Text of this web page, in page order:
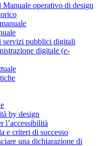
Manuale operativo di design
servizi pubblici digitali
digitale (e-
by design
l’accessibilità
e criteri di successo
una dichiarazione di